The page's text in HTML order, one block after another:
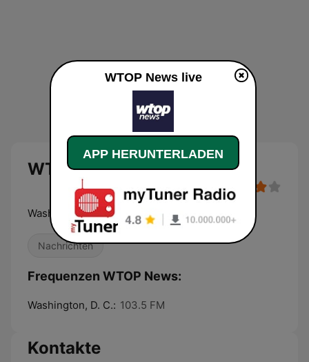
WTOP News
Washington, DC News, Traffic & Weather
Nachrichten
Frequenzen WTOP News:
Washington, D. C.: 103.5 FM
Kontakte
WTOP News live
APP HERUNTERLADEN